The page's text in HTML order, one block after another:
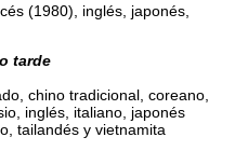
(1980), inglés, japonés,
tarde
chino tradicional, coreano,
inglés, italiano, japonés
tailandés y vietnamita